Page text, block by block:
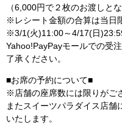
（6,000円で２枚のお渡しとな
※レシート金額の合算は当日
※3/1(火)11:00～4/17(日
Yahoo!PayPayモールでの受
了承ください。
■お席の予約について■
※店舗の座席数には限りがご
またスイーツパラダイス店
いたします。